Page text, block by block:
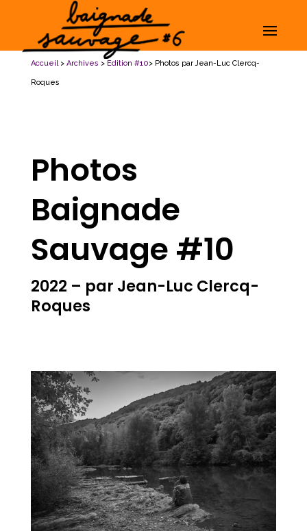
Accueil> Archives > Edition #10> Photos par Jean-Luc Clercq-
Roques
Photos
Baignade
Sauvage #10
2022 – par Jean-Luc Clercq-
Roques